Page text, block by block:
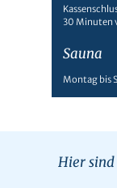
30 Minuten
Sauna
Montag bis
Hier sind